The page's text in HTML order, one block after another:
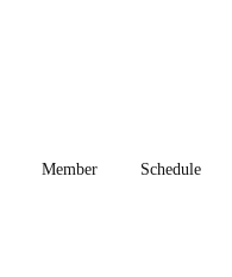
Member Schedule